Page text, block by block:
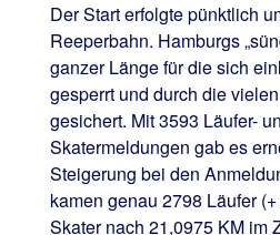
Der Start erfolgte pünktlich
Reeperbahn. Hamburgs
ganzer Länge für die sich
gesperrt und durch die
gesichert. Mit 3593 Läufer-
Skatermeldungen gab es
Steigerung bei den
kamen genau 2798 Läufer
Skater nach 21,0975 KM im